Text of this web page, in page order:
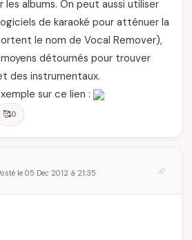
les albums. On peut aussi utiliser
de karaoké pour atténuer la
le nom de Vocal Remover),
détournés pour trouver
des instrumentaux.
sur ce lien :
🥰0
le 05 Dec 2012 à 21:35